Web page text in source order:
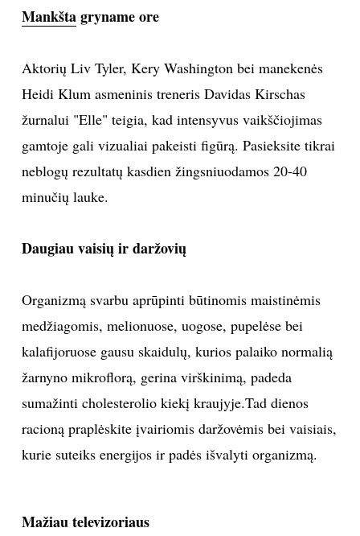
PRENUMERUOK
Mankštagryname ore
Aktorių Liv Tyler, Kery Washington bei manekenės
Heidi Klum asmeninis treneris Davidas Kirschas
žurnalui "Elle" teigia, kad intensyvus vaikščiojimas
gamtoje gali vizualiai pakeisti figūrą. Pasieksite tikrai
neblogų rezultatų kasdien žingsniuodamos 20-40
minučių lauke.
Daugiau vaisių ir daržovių
Organizmą svarbu aprūpinti būtinomis maistinėmis
medžiagomis, melionuose, uogose, pupelėse bei
kalafijoruose gausu skaidulų, kurios palaiko normalią
žarnyno mikroflorą, gerina virškinimą, padeda
sumažinti cholesterolio kiekį kraujyje.Tad dienos
racioną praplėskite įvairiomis daržovėmis bei vaisiais,
kurie suteiks energijos ir padės išvalyti organizmą.
Mažiau televizoriaus